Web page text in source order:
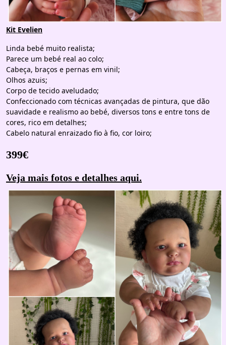
Kit Evelien
Linda bebé muito realista;
Parece um bebé real ao colo;
Cabeça, braços e pernas em vinil;
Olhos azuis;
Corpo de tecido aveludado;
Confeccionado com técnicas avançadas de pintura, que dão
suavidade e realismo ao bebé, diversos tons e entre tons de
cores, rico em detalhes;
Cabelo natural enraizado fio à fio, cor loiro;
399€
Veja mais fotos e detalhes aqui.